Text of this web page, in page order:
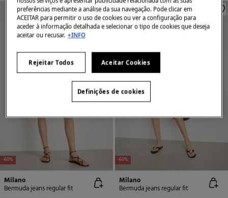
-60%
Milano
Bermuda jeans regular fit
-60%
Milano
Bermuda jeans regular fit
preferências mediante a análise da sua navegação. Pode clicar em
ACEITAR para permitir o uso de cookies ou ver a configuração para
aceder à informação detalhada e selecionar o tipo de cookies que deseja
aceitar ou recusar. +INFO
Rejeitar Todos Aceitar Cookies
Definições de cookies